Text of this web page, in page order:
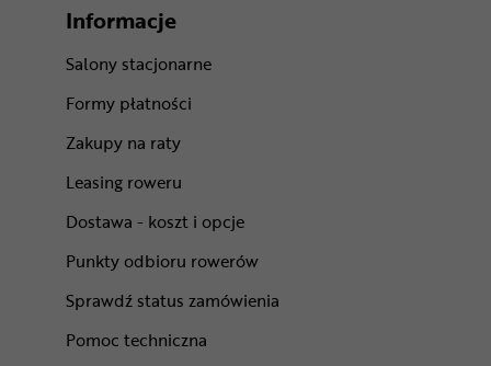
Informacje
Salony stacjonarne
Formy płatności
Zakupy na raty
Leasing roweru
Dostawa - koszt i opcje
Punkty odbioru rowerów
Sprawdź status zamówienia
Pomoc techniczna